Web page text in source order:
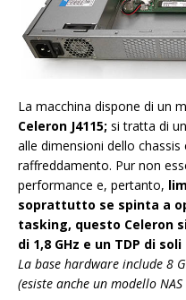
La macchina dispone di un
Celeron J4115; si tratta di
alle dimensioni dello
raffreddamento. Pur non
performance e, pertanto,
soprattutto se spinta a
tasking, questo Celeron
di 1,8 GHz e un TDP di soli
La base hardware include 8
(esiste anche un modello NAS